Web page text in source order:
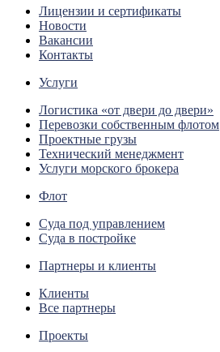
Лицензии и сертификаты
Новости
Вакансии
Контакты
Услуги
Логистика «от двери до двери»
Перевозки собственным флотом
Проектные грузы
Технический менеджмент
Услуги морского брокера
Флот
Суда под управлением
Суда в постройке
Партнеры и клиенты
Клиенты
Все партнеры
Проекты